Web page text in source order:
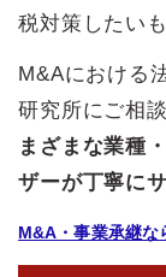
税対策したい
M&Aにおける
研究所にご相
まざまな業種
ザーが丁寧に
M&A・事業承継な